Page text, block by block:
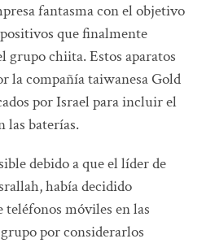
fantasma con el objetivo
que finalmente
grupo chiita. Estos aparatos
la compañía taiwanesa Gold
por Israel para incluir el
las baterías.
debido a que el líder de
había decidido
teléfonos móviles en las
por considerarlos